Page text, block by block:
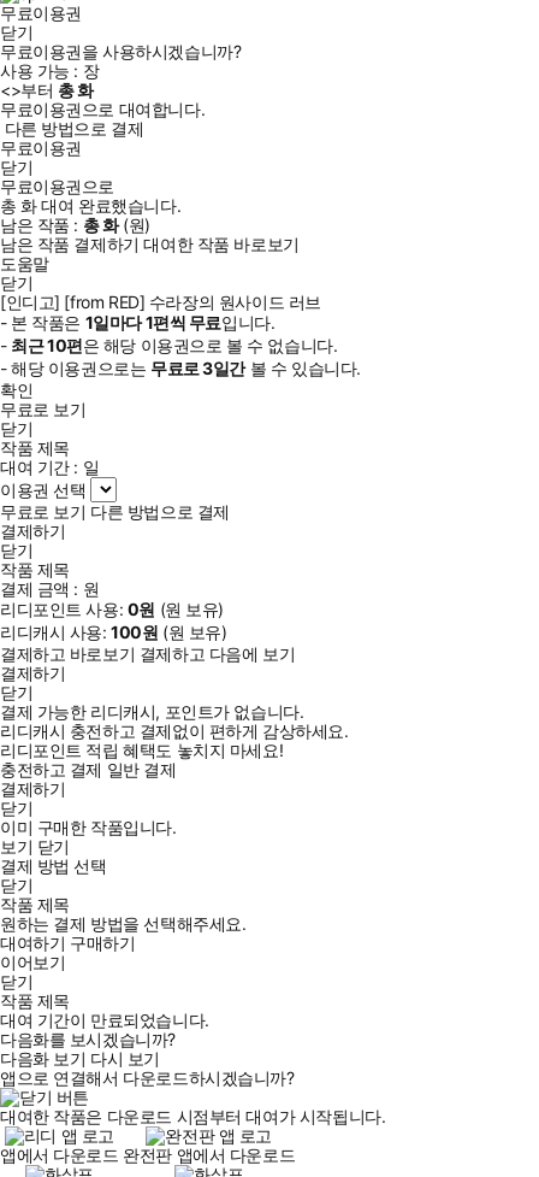
무료이용권
닫기
무료이용권을 사용하시겠습니까?
사용 가능 : 장
<>부터 총화
무료이용권으로 대여합니다.
다른 방법으로 결제
무료이용권
닫기
무료이용권으로
총 화대여 완료했습니다.
남은 작품 : 총화(원)
남은 작품 결제하기 대여한 작품 바로보기
도움말
닫기
[인디고] [from RED] 수라장의 원사이드 러브
- 본 작품은 1일마다1편씩 무료입니다.
- 최근10편은 해당 이용권으로 볼 수 없습니다.
- 해당 이용권으로는 무료로3일간볼 수 있습니다.
확인
무료로 보기
닫기
작품 제목
대여 기간 : 일
이용권 선택
무료로 보기 다른 방법으로 결제
결제하기
닫기
작품 제목
결제 금액 : 원
리디포인트 사용: 0원 (원 보유)
리디캐시 사용:100원 (원 보유)
결제하고 바로보기 결제하고 다음에 보기
결제하기
닫기
결제 가능한 리디캐시, 포인트가 없습니다.
리디캐시 충전하고 결제없이 편하게 감상하세요.
리디포인트 적립 혜택도 놓치지 마세요!
충전하고 결제 일반 결제
결제하기
닫기
이미 구매한 작품입니다.
보기 닫기
결제 방법 선택
닫기
작품 제목
원하는 결제 방법을 선택해주세요.
대여하기 구매하기
이어보기
닫기
작품 제목
대여 기간이 만료되었습니다.
다음화를 보시겠습니까?
다음화 보기 다시 보기
앱으로 연결해서 다운로드하시겠습니까?
대여한 작품은 다운로드 시점부터 대여가 시작됩니다.
앱에서 다운로드 완전판 앱에서 다운로드